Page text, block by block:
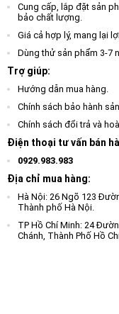
Cung cấp, lắp đặt sản
bảo chất lượng.
Giá cả hợp lý, mang lại
Dùng thử sản phẩm 3-7
Trợ giúp:
Hướng dẫn mua hàng.
Chính sách bảo hành
Chính sách đổi trả và
Điện thoại tư vấn bán
0929.983.983
Địa chỉ mua hàng:
Hà Nội: 26 Ngõ 123
Thành phố Hà Nội.
TP Hồ Chí Minh: 24
Chánh, Thành Phố Hồ